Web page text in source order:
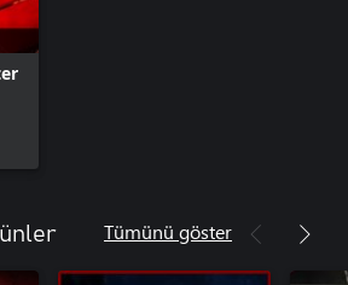
Tümünü göster